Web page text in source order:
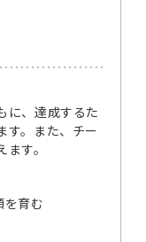
に、達成するた
す。また、チー
す。
を育む